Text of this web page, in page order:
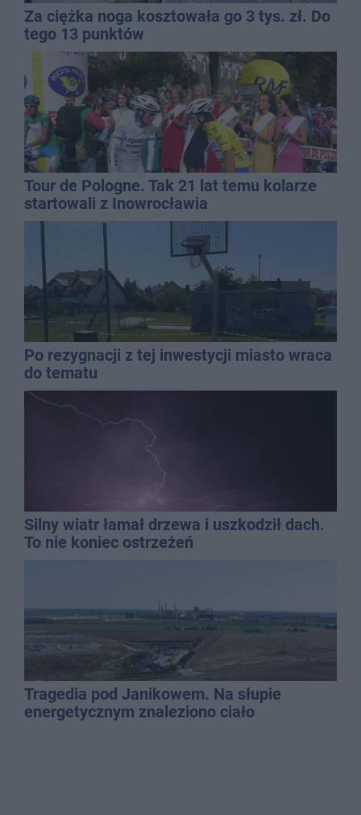
Za ciężka noga kosztowała go 3 tys. zł. Do
tego 13 punktów
Tour de Pologne. Tak 21 lat temu kolarze
startowali z Inowrocławia
Po rezygnacji z tej inwestycji miasto wraca
do tematu
Silny wiatr łamał drzewa i uszkodził dach.
To nie koniec ostrzeżeń
Tragedia pod Janikowem. Na słupie
energetycznym znaleziono ciało